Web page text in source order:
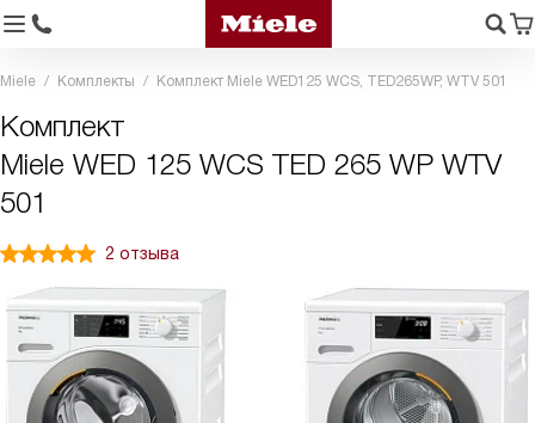
Miele Комплекты Комплект Miele WED125 WCS, TED265WP, WTV 501
Комплект
Miele WED 125 WCS TED 265 WP WTV
501
2 отзыва